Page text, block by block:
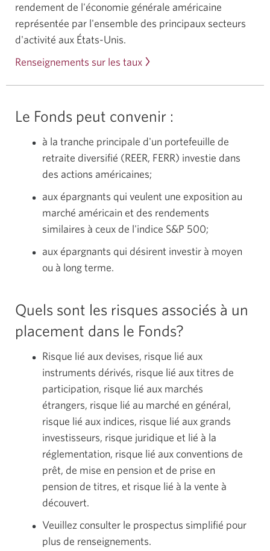
rendement de l'économie générale américaine
représentée par l'ensemble des principaux secteurs
d'activité aux États-Unis.
Renseignements sur les taux
Le Fonds peut convenir :
à la tranche principale d'un portefeuille de
retraite diversifié (REER, FERR) investie dans
des actions américaines;
aux épargnants qui veulent une exposition au
marché américain et des rendements
similaires à ceux de l'indice S&P 500;
aux épargnants qui désirent investir à moyen
ou à long terme.
Quels sont les risques associés à un
placement dans le Fonds?
Risque lié aux devises, risque lié aux
instruments dérivés, risque lié aux titres de
participation, risque lié aux marchés
étrangers, risque lié au marché en général,
risque lié aux indices, risque lié aux grands
investisseurs, risque juridique et lié à la
réglementation, risque lié aux conventions de
prêt, de mise en pension et de prise en
pension de titres, et risque lié à la vente à
découvert.
Veuillez consulter le prospectus simplifié pour
plus de renseignements.